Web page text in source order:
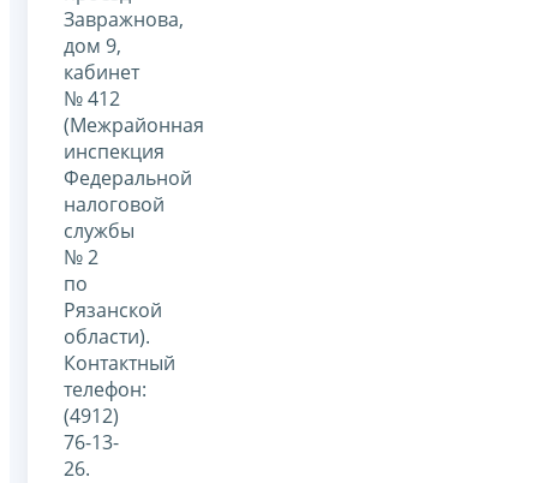
Завражнова,
дом 9,
кабинет
№ 412
(Межрайонная
инспекция
Федеральной
налоговой
службы
№ 2
по
Рязанской
области).
Контактный
телефон:
(4912)
76-13-
26.